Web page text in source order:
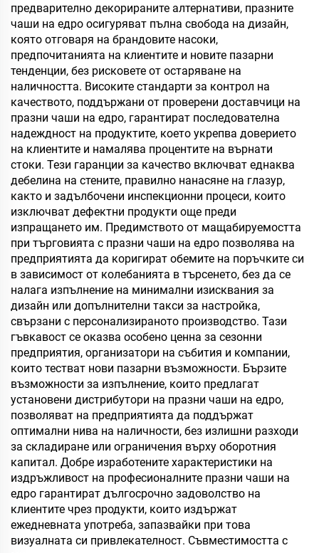
предварително декорираните алтернативи, празните
чаши на едро осигуряват пълна свобода на дизайн,
която отговаря на брандовите насоки,
предпочитанията на клиентите и новите пазарни
тенденции, без рисковете от остаряване на
наличността. Високите стандарти за контрол на
качеството, поддържани от проверени доставчици на
празни чаши на едро, гарантират последователна
надеждност на продуктите, което укрепва доверието
на клиентите и намалява процентите на върнати
стоки. Тези гаранции за качество включват еднаква
дебелина на стените, правилно нанасяне на глазур,
както и задълбочени инспекционни процеси, които
изключват дефектни продукти още преди
изпращането им. Предимството от мащабируемостта
при търговията с празни чаши на едро позволява на
предприятията да коригират обемите на поръчките си
в зависимост от колебанията в търсенето, без да се
налага изпълнение на минимални изисквания за
дизайн или допълнителни такси за настройка,
свързани с персонализираното производство. Тази
гъвкавост се оказва особено ценна за сезонни
предприятия, организатори на събития и компании,
които тестват нови пазарни възможности. Бързите
възможности за изпълнение, които предлагат
установени дистрибутори на празни чаши на едро,
позволяват на предприятията да поддържат
оптимални нива на наличности, без излишни разходи
за складиране или ограничения върху оборотния
капитал. Добре изработените характеристики на
издръжливост на професионалните празни чаши на
едро гарантират дългосрочно задоволство на
клиентите чрез продукти, които издържат
ежедневната употреба, запазвайки при това
визуалната си привлекателност. Съвместимостта с